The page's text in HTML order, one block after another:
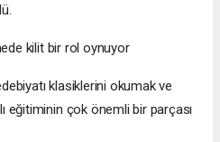
kilit bir rol oynuyor
klasiklerini okumak ve
eğitiminin çok önemli bir parçası